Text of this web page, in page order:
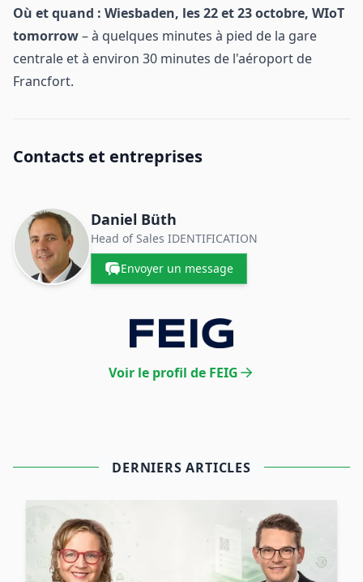
Où et quand : Wiesbaden, les 22 et 23 octobre, WIoT
tomorrow– à quelques minutes à pied de la gare
centrale et à environ 30 minutes de l'aéroport de
Francfort.
Contacts et entreprises
Daniel Büth
Head of Sales IDENTIFICATION
Envoyer un message
Voir le profil de FEIG
DERNIERS ARTICLES